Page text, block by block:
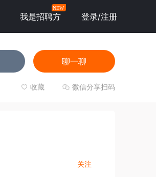
我是招聘方
NEW
登录/注册
聊一聊
收藏 微信分享扫码
关注